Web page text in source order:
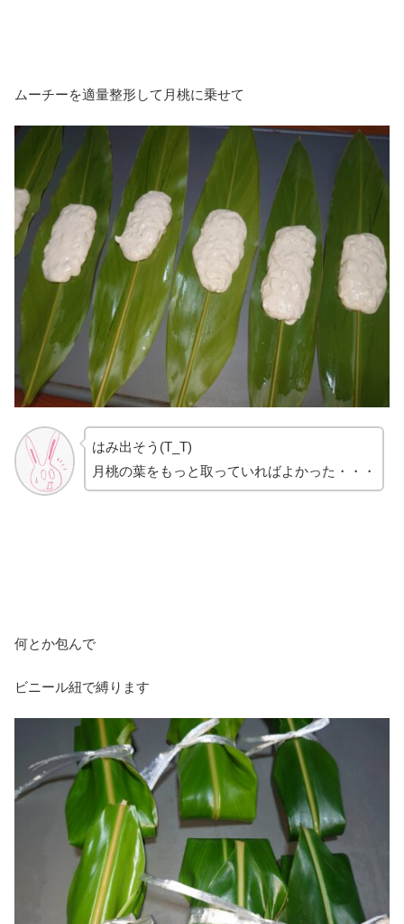
ムーチーを適量整形して月桃に乗せて
はみ出そう(T_T)
月桃の葉をもっと取っていればよかった・・・
何とか包んで
ビニール紐で縛ります